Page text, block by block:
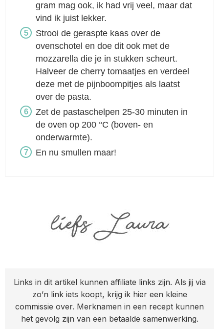
gram mag ook, ik had vrij veel, maar dat
vind ik juist lekker.
Strooi de geraspte kaas over de
ovenschotel en doe dit ook met de
mozzarella die je in stukken scheurt.
Halveer de cherry tomaatjes en verdeel
deze met de pijnboompitjes als laatst
over de pasta.
Zet de pastaschelpen 25-30 minuten in
de oven op 200 °C (boven- en
onderwarmte).
En nu smullen maar!
Links in dit artikel kunnen affiliate links zijn. Als jij via
zo’n link iets koopt, krijg ik hier een kleine
commissie over. Merknamen in een recept kunnen
het gevolg zijn van een betaalde samenwerking.